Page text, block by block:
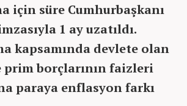
için süre Cumhurbaşkanı
1 ay uzatıldı.
kapsamında devlete olan
prim borçlarının faizleri
paraya enflasyon farkı